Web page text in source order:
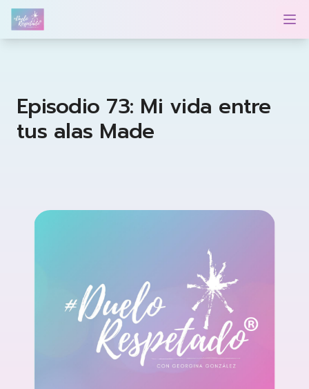
Duelo Respetado Podcast con Georgina González
Episodio 73: Mi vida entre
tus alas Made